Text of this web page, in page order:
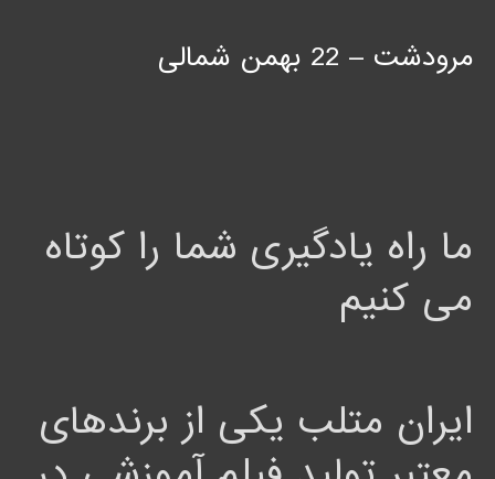
مرودشت – 22 بهمن شمالی
ما راه یادگیری شما را کوتاه
می کنیم
ایران متلب یکی از برندهای